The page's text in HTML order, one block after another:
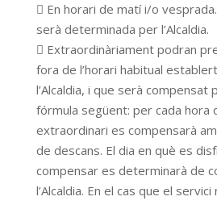
 En horari de matí i/o
serà determinada per l’Alcaldia.
 Extraordinàriament podran
fora de l’horari habitual
l’Alcaldia, i que serà compensat
fórmula següent: per cada hora
extraordinari es compensarà
de descans. El dia en què es
compensar es determinarà de
l’Alcaldia. En el cas que el